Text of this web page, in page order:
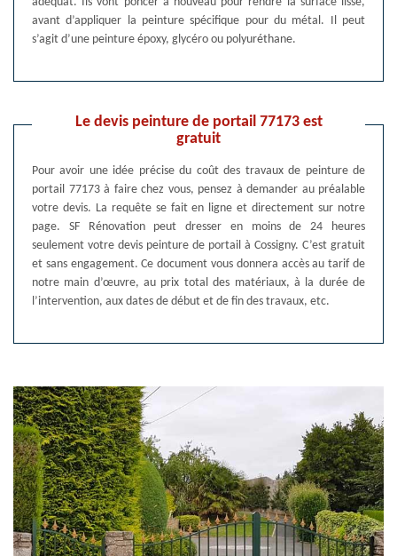
avant d’appliquer la peinture spécifique pour du métal. Il peut
s’agit d’une peinture époxy, glycéro ou polyuréthane.
Le devis peinture de portail 77173 est
gratuit
Pour avoir une idée précise du coût des travaux de peinture de
portail 77173 à faire chez vous, pensez à demander au préalable
votre devis. La requête se fait en ligne et directement sur notre
page. SF Rénovation peut dresser en moins de 24 heures
seulement votre devis peinture de portail à Cossigny. C’est gratuit
et sans engagement. Ce document vous donnera accès au tarif de
notre main d’œuvre, au prix total des matériaux, à la durée de
l’intervention, aux dates de début et de fin des travaux, etc.